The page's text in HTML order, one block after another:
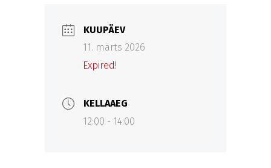
KUUPÄEV
11. märts 2026
Expired!
KELLAAEG
12:00 - 14:00